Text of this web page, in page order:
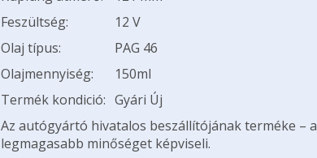
Feszültség:
12 V
Olaj típus:
PAG 46
Olajmennyiség:
150ml
Termék kondició: Gyári Új
Az autógyártó hivatalos beszállítójának terméke – a
legmagasabb minőséget képviseli.